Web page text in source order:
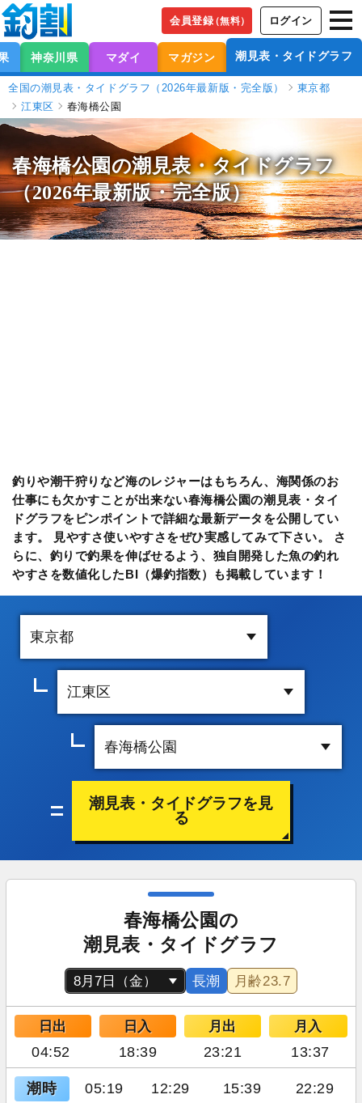
会員登録（無料） ログイン
神奈川県 マダイ マガジン 潮見表・タイドグラフ
全国の潮見表・タイドグラフ（2026年最新版・完全版）
東京都
江東区
春海橋公園
春海橋公園の潮見表・タイドグラフ
（2026年最新版・完全版）
釣りや潮干狩りなど海のレジャーはもちろん、海関係のお
仕事にも欠かすことが出来ない春海橋公園の潮見表・タイ
ドグラフをピンポイントで詳細な最新データを公開してい
ます。 見やすさ使いやすさをぜひ実感してみて下さい。 さ
らに、釣りで釣果を伸ばせるよう、独自開発した魚の釣れ
やすさを数値化したBI（爆釣指数）も掲載しています！
潮見表・タイドグラフを見
る
春海橋公園の
潮見表・タイドグラフ
長潮 月齢23.7
日出 日入 月出 月入
04:52 18:39 23:21 13:37
潮時 05:19 12:29 15:39 22:29